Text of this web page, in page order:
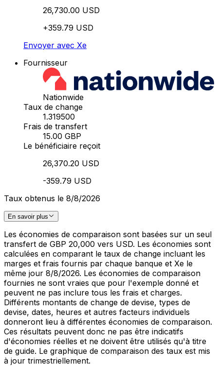
26,730.00 USD
+359.79 USD
Envoyer avec Xe
Fournisseur
Nationwide
Taux de change
1.319500
Frais de transfert
15.00 GBP
Le bénéficiaire reçoit
26,370.20 USD
-359.79 USD
Taux obtenus le 8/8/2026
En savoir plus
Les économies de comparaison sont basées sur un seul
transfert de GBP 20,000 vers USD. Les économies sont
calculées en comparant le taux de change incluant les
marges et frais fournis par chaque banque et Xe le
même jour 8/8/2026. Les économies de comparaison
fournies ne sont vraies que pour l'exemple donné et
peuvent ne pas inclure tous les frais et charges.
Différents montants de change de devise, types de
devise, dates, heures et autres facteurs individuels
donneront lieu à différentes économies de comparaison.
Ces résultats peuvent donc ne pas être indicatifs
d'économies réelles et ne doivent être utilisés qu'à titre
de guide. Le graphique de comparaison des taux est mis
à jour trimestriellement.